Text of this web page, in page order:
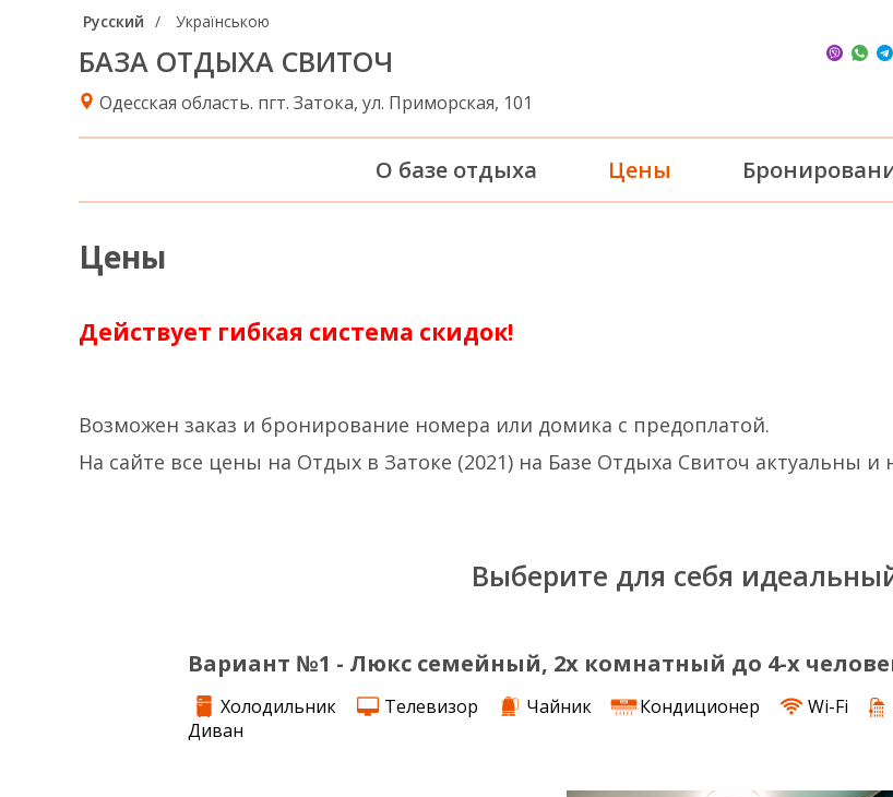
Русский Українською
БАЗА ОТДЫХА СВИТОЧ
Одесская область. пгт. Затока, ул. Приморская, 101
О базе отдыха Цены
Цены
Действует гибкая система скидок!
Возможен заказ и бронирование номера или домика с предоплатой.
На сайте все цены на Отдых в Затоке (2021) на Базе Отдыха Свиточ актуальны и
Выберите для себя
Вариант №1 - Люкс семейный, 2х комнатный до 4-х
Холодильник Телевизор Чайник Кондиционер Wi-Fi
Диван